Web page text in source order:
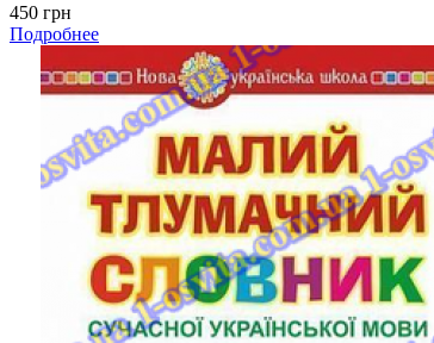
450 грн
Подробнее